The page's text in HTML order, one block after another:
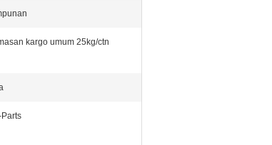
kargo umum 25kg/ctn
Parts